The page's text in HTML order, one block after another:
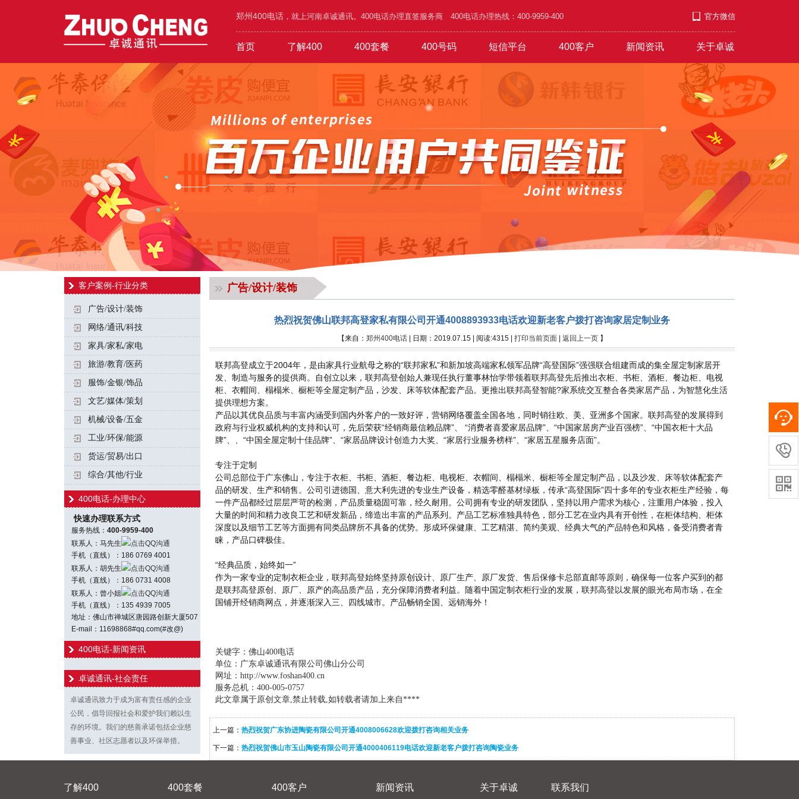
郑州400电话 ，就上河南卓诚通讯。400电话办理直签服务商 400电话办理热线：400-9959-400 官方微信
首页 了解400
400价值 400功能 办理攻略 1010号码
400套餐
600元年套餐 1800元年套餐 4500元年套餐 6.8万元年套餐
400号码
行业谐音 红红火火 A类靓号 B类靓号
短信平台
验证短信 通知短信
400客户
工业/环保/能源 机械/设备/五金 广告/设计/装饰 网络/通讯/科技 家具/家私/家电 旅游/教育/医药 文艺/媒体/策划
新闻资讯
彩铃录制
关于卓诚
公司简介 联系方式
客户案例-行业分类
广告/设计/装饰
网络/通讯/科技
家具/家私/家电
旅游/教育/医药
服饰/金银/饰品
文艺/媒体/策划
机械/设备/五金
工业/环保/能源
货运/贸易/出口
综合/其他/行业
400电话-办理中心
快速办理联系方式
服务热线： 400-9959-400
联系人：马先生
点击QQ沟通
手机（直线）：186 0769 4001
联系人：胡先生
点击QQ沟通
手机（直线）：186 0731 4008
联系人：曾小姐
点击QQ沟通
手机（直线）：135 4939 7005
地址：佛山市禅城区唐园路创新大厦507
E-mail：11698868#qq.com(#改@)
400电话-新闻资讯
卓诚通讯-社会责任
卓诚通讯致力于成为富有责任感的企业
公民，倡导回报社会和爱护我们赖以生
存的环境。我们的慈善承诺包括企业慈
善事业、社区志愿者以及环保举措。
广告/设计/装饰
热烈祝贺佛山联邦高登家私有限公司开通4008893933电话欢迎新老客户拨打咨询家居定制业务
【来自： 郑州400电话| 日期：2019.07.15 | 阅读:4315 | 打印当前页面| 返回上一页】
联邦高登成立于2004年，是由家具行业航母之称的“联邦家私”和新加坡高端家私领军品牌“高登国际”强强联合组建而成的集全屋定制家居开
发、制造与服务的提供商。自创立以来，联邦高登创始人兼现任执行董事林怡学带领着联邦高登先后推出衣柜、书柜、酒柜、餐边柜、电视
柜、衣帽间、榻榻米、橱柜等全屋定制产品，沙发、床等软体配套产品。更推出联邦高登智能?家系统交互整合各类家居产品，为智慧化生活
提供理想方案。
产品以其优良品质与丰富内涵受到国内外客户的一致好评，营销网络覆盖全国各地，同时销往欧、美、亚洲多个国家。联邦高登的发展得到
政府与行业权威机构的支持和认可，先后荣获“经销商最信赖品牌”、 “消费者喜爱家居品牌”、“中国家居房产业百强榜”、“中国衣柜十大品
牌”、、“中国全屋定制十佳品牌”、“家居品牌设计创造力大奖、“家居行业服务榜样”、“家居五星服务店面”。
专注于定制
公司总部位于广东佛山，专注于衣柜、书柜、酒柜、餐边柜、电视柜、衣帽间、榻榻米、橱柜等全屋定制产品，以及沙发、床等软体配套产
品的研发、生产和销售。公司引进德国、意大利先进的专业生产设备，精选零醛基材绿板，传承“高登国际”四十多年的专业衣柜生产经验，每
一件产品都经过层层严苛的检测，产品质量稳固可靠，经久耐用。公司拥有专业的研发团队，坚持以用户需求为核心，注重用户体验，投入
大量的时间和精力改良工艺和研发新品，缔造出丰富的产品系列。产品工艺标准独具特色，部分工艺在业内具有开创性，在柜体结构、柜体
深度以及细节工艺等方面拥有同类品牌所不具备的优势。形成环保健康、工艺精湛、简约美观、经典大气的产品特色和风格，备受消费者青
睐，产品口碑极佳。
“经典品质，始终如一”
作为一家专业的定制衣柜企业，联邦高登始终坚持原创设计、原厂生产、原厂发货、售后保修卡总部直邮等原则，确保每一位客户买到的都
是联邦高登原创、原厂、原产的高品质产品，充分保障消费者利益。随着中国定制衣柜行业的发展，联邦高登以发展的眼光布局市场，在全
国铺开经销商网点，并逐渐深入三、四线城市。产品畅销全国、远销海外！
关键字：佛山400电话
单位：广东卓诚通讯有限公司佛山分公司
网址：http://www.foshan400.cn
服务总机：400-005-0757
此文章属于原创文章,禁止转载,如转载者请加上来自****
上一篇： 热烈祝贺广东协进陶瓷有限公司开通4008006628欢迎拨打咨询相关业务
下一篇： 热烈祝贺佛山市玉山陶瓷有限公司开通4000406119电话欢迎新老客户拨打咨询陶瓷业务
了解400 400套餐 400客户 新闻资讯 关于卓诚 联系我们

